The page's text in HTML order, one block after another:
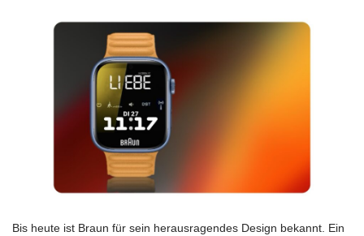
Bis heute ist Braun für sein herausragendes Design bekannt. Ein